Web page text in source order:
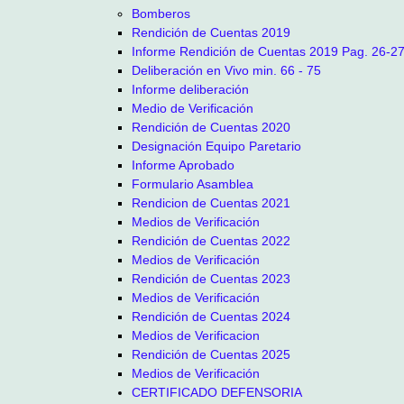
Bomberos
Rendición de Cuentas 2019
Informe Rendición de Cuentas 2019 Pag. 26-
Deliberación en Vivo min. 66 - 75
Informe deliberación
Medio de Verificación
Rendición de Cuentas 2020
Designación Equipo Paretario
Informe Aprobado
Formulario Asamblea
Rendicion de Cuentas 2021
Medios de Verificación
Rendición de Cuentas 2022
Medios de Verificación
Rendición de Cuentas 2023
Medios de Verificación
Rendición de Cuentas 2024
Medios de Verificacion
Rendición de Cuentas 2025
Medios de Verificación
CERTIFICADO DEFENSORIA